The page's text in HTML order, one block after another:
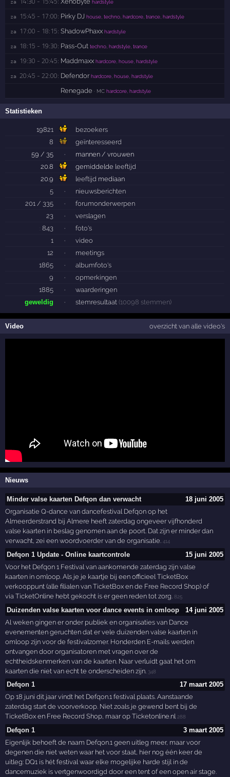
za hardstyle
za 15:45 - 17:00: Pirky DJ house, techno, hardcore, trance, hardstyle
za 17:00 - 18:15: ShadowPhaxx hardstyle
za 18:15 - 19:30: Pass-Out techno, hardstyle, trance
za 19:30 - 20:45: Maddmaxx hardcore, house, hardstyle
za 20:45 - 22:00: Defendor hardcore, house, hardstyle
Renegade · MC hardcore, hardstyle
Statistieken
19821
bezoekers
8
geïnteresseerd
59 / 35
·
mannen / vrouwen
20.8
gemiddelde leeftijd
20.9
leeftijd mediaan
5
·
nieuwsberichten
201 / 335
·
forumonderwerpen
23
· verslagen
843 ·
foto's
1
·
video
12
·
meetings
1865
·
albumfoto's
9
·
opmerkingen
1885
·
waarderingen
geweldig
· stemresultaat (10098 stemmen)
Video overzicht van alle video's
Nieuws
Minder valse kaarten Defqon dan verwacht
18 juni 2005
Organisatie Q-dance van dancefestival Defqon op het
Almeerderstrand bij Almere heeft zaterdag ongeveer vijfhonderd
valse kaarten in beslag genomen aan de poort. Dat zijn er minder dan
verwacht, zei een woordvoerder van de organisatie.414
Defqon 1 Update - Online kaartcontrole
15 juni 2005
Voor het Defqon 1 Festival van aankomende zaterdag zijn valse
kaarten in omloop. Als je je kaartje bij een officieel TicketBox
verkooppunt (alle filialen van TicketBox en de Free Record Shop) of
via TicketOnline hebt gekocht is er geen reden tot zorg.825
Duizenden valse kaarten voor dance events in omloop
14 juni 2005
Al weken gingen er onder publiek en organisaties van Dance
evenementen geruchten dat er vele duizenden valse kaarten in
omloop zijn voor de festivalzomer. Honderden E-mails werden
ontvangen door organisatoren met vragen over de
echtheidskenmerken van de kaarten. Naar verluidt gaat het om
kaarten die niet van echt te onderscheiden zijn. 348
Defqon 1
17 maart 2005
Op 18 juni dit jaar vindt het Defqon.1 festival plaats. Aanstaande
zaterdag start de voorverkoop. Niet zoals je gewend bent bij de
TicketBox en Free Record Shop, maar op Ticketonline.nl288
Defqon 1
3 maart 2005
Eigenlijk behoeft de naam Defqon.1 geen uitleg meer, maar voor
degenen die niet weten waar het voor staat, hier nog één keer de
uitleg: DQ1 is hét festival waar elke mogelijke harde stijl in de
dancemuziek is vertgenwoordigd door een tent of een open air stage.